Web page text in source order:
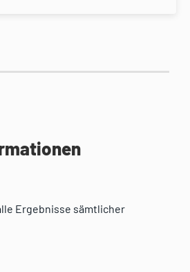
Ergebnisse sämtlicher